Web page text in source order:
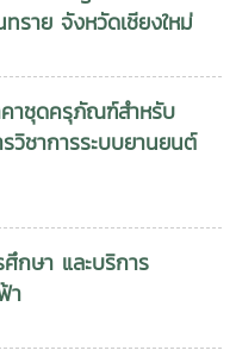
ทศไทยและ สปป.ลาว ใน
ย์ การศึกษา และการใช้
ตของประชาชน พร้อม
และก้าวสู่การพัฒนาที่
ยตนเอง โครงการนี้มีเป้า
ทน เพิ่มการเข้าถึง
ชน พร้อมสร้างต้นแบบ
ยังพื้นที่อื่นในอนาคต การ
มุ่งมั่นของวิทยาลัย
ารนำองค์ความรู้
ดแทนไปสร้างประโยชน์แก่
การระหว่างประเทศไทย
พัฒนาที่ยั่งยืนในระดับ
ฒนาคุณภาพชีวิต และ
ม่เอาอิโมจิ
ราย จังหวัดเชียงใหม่
คาชุดครุภัณฑ์สำหรับ
วิชาการระบบยานยนต์
กษา และบริการ
า